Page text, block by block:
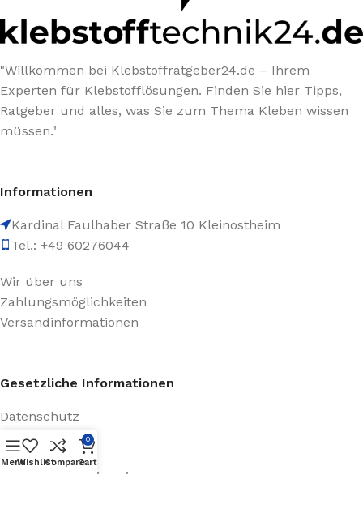
"Willkommen bei Klebstoffratgeber24.de – Ihrem
Experten für Klebstofflösungen. Finden Sie hier Tipps,
Ratgeber und alles, was Sie zum Thema Kleben wissen
müssen."
Informationen
Kardinal Faulhaber Straße 10 Kleinostheim
Tel.: +49 60276044
Wir über uns
Zahlungsmöglichkeiten
Versandinformationen
Gesetzliche Informationen
Datenschutz
AGB
Impressum
Batteriegesetzhinweise
MenuWishlistCompare
0
Cart